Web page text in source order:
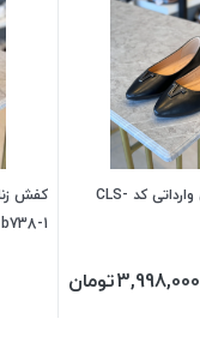
کفش عروسکی وارداتی کد CLS-
3,998,000تومان
b738-1